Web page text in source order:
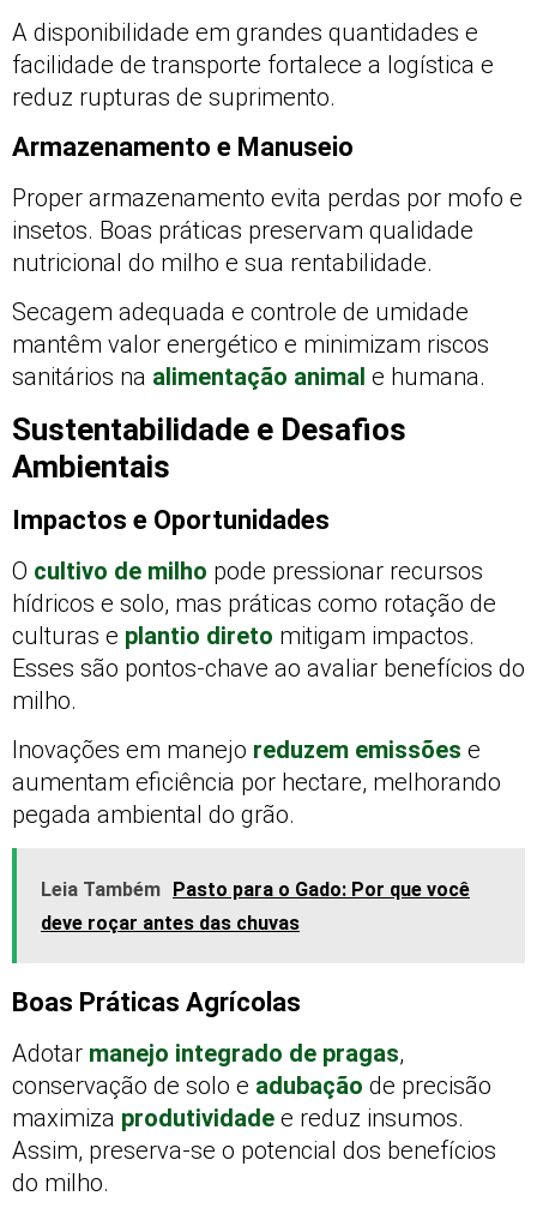
A disponibilidade em grandes quantidades e
facilidade de transporte fortalece a logística e
reduz rupturas de suprimento.
Armazenamento e Manuseio
Proper armazenamento evita perdas por mofo e
insetos. Boas práticas preservam qualidade
nutricional do milho e sua rentabilidade.
Secagem adequada e controle de umidade
mantêm valor energético e minimizam riscos
sanitários na alimentação animal e humana.
Sustentabilidade e Desafios
Ambientais
Impactos e Oportunidades
O cultivo de milho pode pressionar recursos
hídricos e solo, mas práticas como rotação de
culturas e plantio direto mitigam impactos.
Esses são pontos-chave ao avaliar benefícios do
milho.
Inovações em manejo reduzem emissões e
aumentam eficiência por hectare, melhorando
pegada ambiental do grão.
Leia Também
Pasto para o Gado: Por que você
deve roçar antes das chuvas
Boas Práticas Agrícolas
Adotar manejo integrado de pragas,
conservação de solo e adubação de precisão
maximiza produtividade e reduz insumos.
Assim, preserva-se o potencial dos benefícios
do milho.